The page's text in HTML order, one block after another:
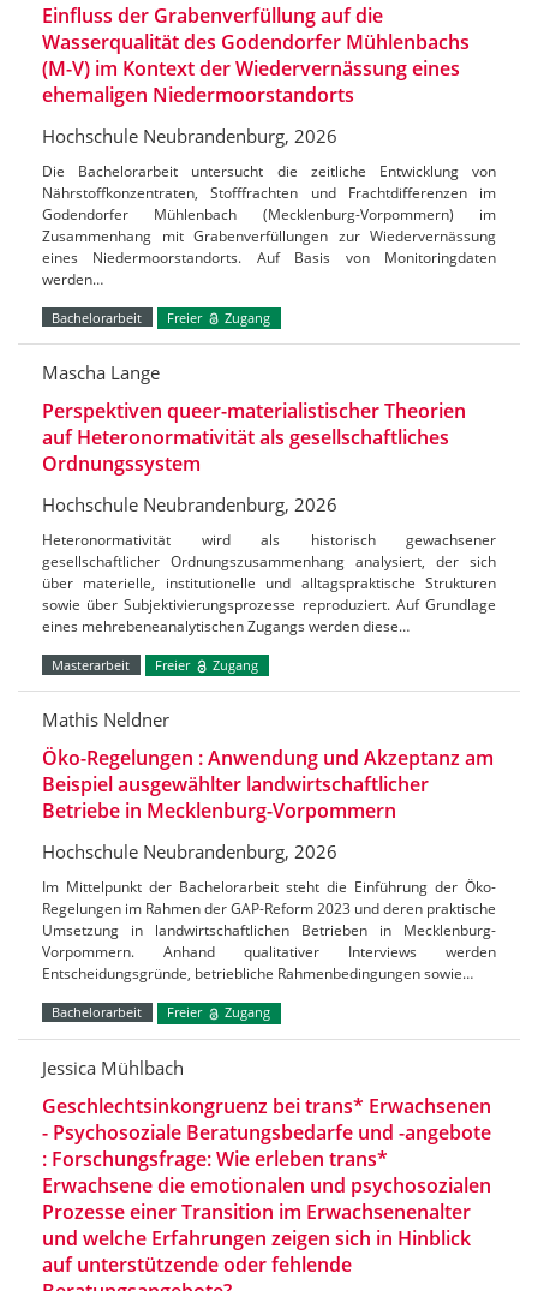
Einfluss der Grabenverfüllung auf die
Wasserqualität des Godendorfer Mühlenbachs
(M-V) im Kontext der Wiedervernässung eines
ehemaligen Niedermoorstandorts
Hochschule Neubrandenburg, 2026
Die Bachelorarbeit untersucht die zeitliche Entwicklung von
Nährstoffkonzentraten, Stofffrachten und Frachtdifferenzen im
Godendorfer Mühlenbach (Mecklenburg-Vorpommern) im
Zusammenhang mit Grabenverfüllungen zur Wiedervernässung
eines Niedermoorstandorts. Auf Basis von Monitoringdaten
werden…
Bachelorarbeit Freier Zugang
Mascha Lange
Perspektiven queer-materialistischer Theorien
auf Heteronormativität als gesellschaftliches
Ordnungssystem
Hochschule Neubrandenburg, 2026
Heteronormativität wird als historisch gewachsener
gesellschaftlicher Ordnungszusammenhang analysiert, der sich
über materielle, institutionelle und alltagspraktische Strukturen
sowie über Subjektivierungsprozesse reproduziert. Auf Grundlage
eines mehrebeneanalytischen Zugangs werden diese…
Masterarbeit Freier Zugang
Mathis Neldner
Öko-Regelungen : Anwendung und Akzeptanz am
Beispiel ausgewählter landwirtschaftlicher
Betriebe in Mecklenburg-Vorpommern
Hochschule Neubrandenburg, 2026
Im Mittelpunkt der Bachelorarbeit steht die Einführung der Öko-
Regelungen im Rahmen der GAP-Reform 2023 und deren praktische
Umsetzung in landwirtschaftlichen Betrieben in Mecklenburg-
Vorpommern. Anhand qualitativer Interviews werden
Entscheidungsgründe, betriebliche Rahmenbedingungen sowie…
Bachelorarbeit Freier Zugang
Jessica Mühlbach
Geschlechtsinkongruenz bei trans* Erwachsenen
- Psychosoziale Beratungsbedarfe und -angebote
: Forschungsfrage: Wie erleben trans*
Erwachsene die emotionalen und psychosozialen
Prozesse einer Transition im Erwachsenenalter
und welche Erfahrungen zeigen sich in Hinblick
auf unterstützende oder fehlende